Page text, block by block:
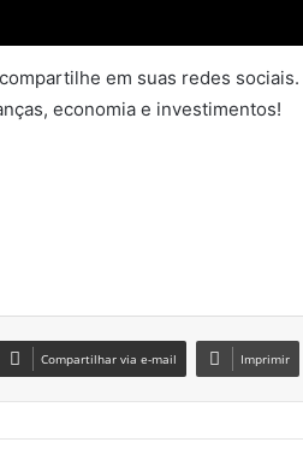
em suas redes sociais.
economia e investimentos!
Compartilhar via e-mail Imprimir